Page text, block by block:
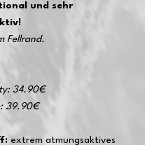
und sehr
Fellrand.
34.90€
39.90€
extrem atmungsaktives